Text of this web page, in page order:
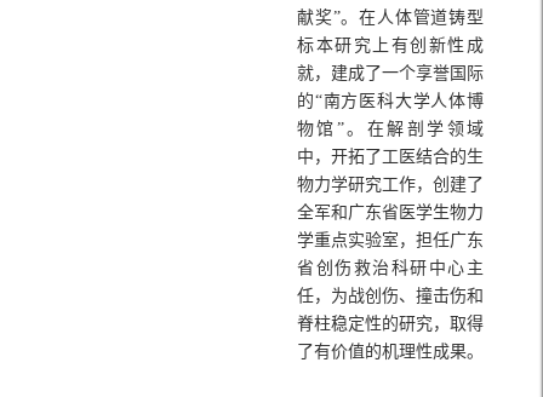
献奖”。在人体管道铸型
标本研究上有创新性成
就，建成了一个享誉国际
的“南方医科大学人体博
物馆”。在解剖学领域
中，开拓了工医结合的生
物力学研究工作，创建了
全军和广东省医学生物力
学重点实验室，担任广东
省创伤救治科研中心主
任，为战创伤、撞击伤和
脊柱稳定性的研究，取得
了有价值的机理性成果。